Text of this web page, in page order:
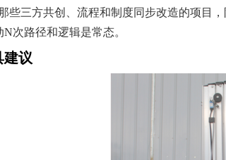
些三方共创、流程和制度同步改造的项目
次路径和逻辑是常态。
建议